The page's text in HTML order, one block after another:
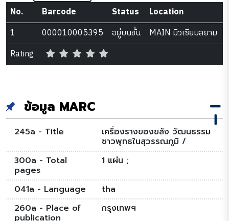
No. Barcode Status
Location
1
000010005395 อยู่บนชั้น
MAIN มิวเซียมสยาม
Rating
ข้อมูล MARC
245a - Title เครื่องรางของขลัง วัฒนธรรม
ชาวพุทธในสุวรรณภูมิ /
300a - Total
pages
1 แผ่น ;
041a - Language
tha
260a - Place of
publication
กรุงเทพฯ